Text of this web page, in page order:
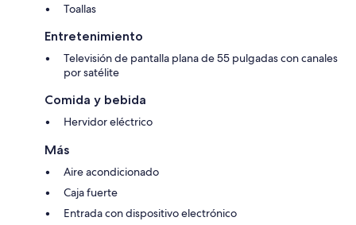
Toallas
Entretenimiento
Televisión de pantalla plana de 55 pulgadas con canales
por satélite
Comida y bebida
Hervidor eléctrico
Más
Aire acondicionado
Caja fuerte
Entrada con dispositivo electrónico